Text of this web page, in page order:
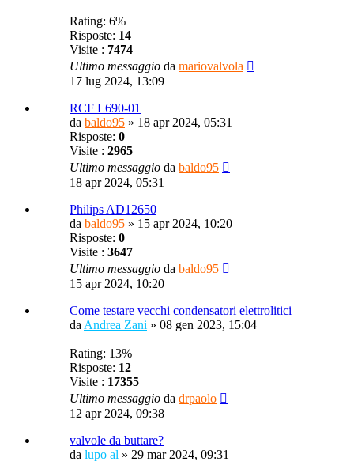
Rating: 6%
Risposte: 14
Visite : 7474
Ultimo messaggio da mariovalvola
17 lug 2024, 13:09
RCF L690-01
da baldo95 » 18 apr 2024, 05:31
Risposte: 0
Visite : 2965
Ultimo messaggio da baldo95
18 apr 2024, 05:31
Philips AD12650
da baldo95 » 15 apr 2024, 10:20
Risposte: 0
Visite : 3647
Ultimo messaggio da baldo95
15 apr 2024, 10:20
Come testare vecchi condensatori elettrolitici
da Andrea Zani » 08 gen 2023, 15:04
Rating: 13%
Risposte: 12
Visite : 17355
Ultimo messaggio da drpaolo
12 apr 2024, 09:38
valvole da buttare?
da lupo al » 29 mar 2024, 09:31